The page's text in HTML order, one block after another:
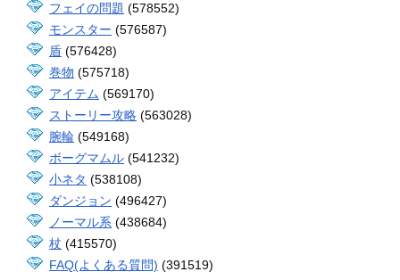
フェイの問題 (578552)
モンスター (576587)
盾 (576428)
巻物 (575718)
アイテム (569170)
ストーリー攻略 (563028)
腕輪 (549168)
ボーグマムル (541232)
小ネタ (538108)
ダンジョン (496427)
ノーマル系 (438684)
杖 (415570)
FAQ(よくある質問) (391519)